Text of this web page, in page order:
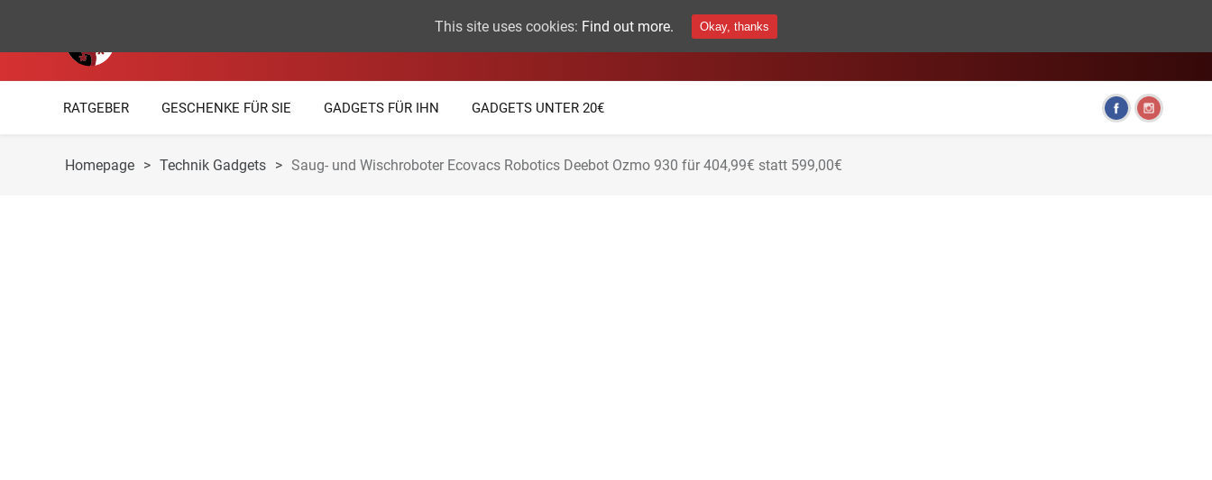
TECHNIK GADGETS
RATGEBER GESCHENKE FÜR SIE GADGETS FÜR IHN GADGETS UNTER 20€
Homepage > Technik Gadgets > Saug- und Wischroboter Ecovacs Robotics Deebot Ozmo 930 für 404,99€ statt 599,00€
This site uses cookies: Find out more. Okay, thanks